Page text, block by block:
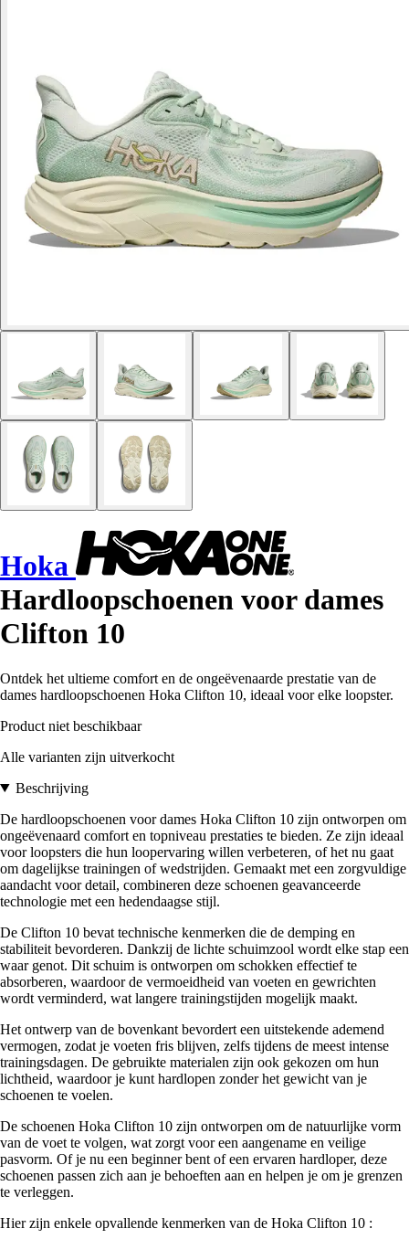
Hoka
Hardloopschoenen voor dames
Clifton 10
Ontdek het ultieme comfort en de ongeëvenaarde prestatie van de
dames hardloopschoenen Hoka Clifton 10, ideaal voor elke loopster.
Product niet beschikbaar
Alle varianten zijn uitverkocht
Beschrijving
De hardloopschoenen voor dames Hoka Clifton 10 zijn ontworpen om
ongeëvenaard comfort en topniveau prestaties te bieden. Ze zijn ideaal
voor loopsters die hun loopervaring willen verbeteren, of het nu gaat
om dagelijkse trainingen of wedstrijden. Gemaakt met een zorgvuldige
aandacht voor detail, combineren deze schoenen geavanceerde
technologie met een hedendaagse stijl.
De Clifton 10 bevat technische kenmerken die de demping en
stabiliteit bevorderen. Dankzij de lichte schuimzool wordt elke stap een
waar genot. Dit schuim is ontworpen om schokken effectief te
absorberen, waardoor de vermoeidheid van voeten en gewrichten
wordt verminderd, wat langere trainingstijden mogelijk maakt.
Het ontwerp van de bovenkant bevordert een uitstekende ademend
vermogen, zodat je voeten fris blijven, zelfs tijdens de meest intense
trainingsdagen. De gebruikte materialen zijn ook gekozen om hun
lichtheid, waardoor je kunt hardlopen zonder het gewicht van je
schoenen te voelen.
De schoenen Hoka Clifton 10 zijn ontworpen om de natuurlijke vorm
van de voet te volgen, wat zorgt voor een aangename en veilige
pasvorm. Of je nu een beginner bent of een ervaren hardloper, deze
schoenen passen zich aan je behoeften aan en helpen je om je grenzen
te verleggen.
Hier zijn enkele opvallende kenmerken van de Hoka Clifton 10 :